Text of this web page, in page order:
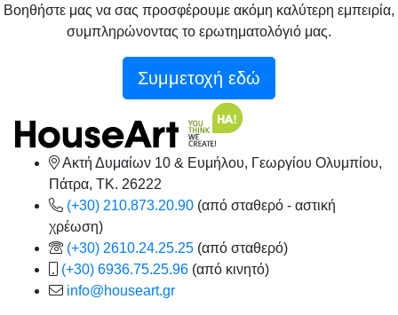
Βοηθήστε μας να σας προσφέρουμε ακόμη καλύτερη εμπειρία,
συμπληρώνοντας το ερωτηματολόγιό μας.
Συμμετοχή εδώ
Ακτή Δυμαίων 10 & Ευμήλου, Γεωργίου Ολυμπίου,
Πάτρα, TK. 26222
(+30) 210.873.20.90 (από σταθερό - αστική
χρέωση)
(+30) 2610.24.25.25 (από σταθερό)
(+30) 6936.75.25.96 (από κινητό)
info@houseart.gr